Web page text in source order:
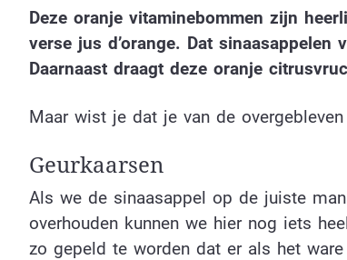
Deze oranje vitaminebommen zijn
verse jus d’orange. Dat
Daarnaast draagt deze oranje
Maar wist je dat je van de
Geurkaarsen
Als we de sinaasappel op de juiste
overhouden kunnen we hier nog iets
zo gepeld te worden dat er als het